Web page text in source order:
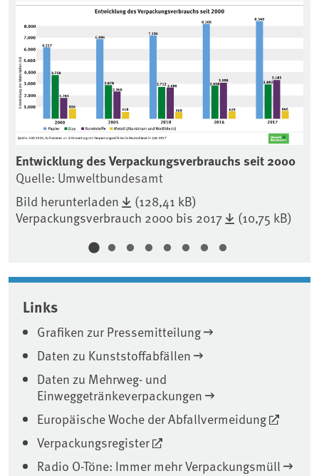
Entwicklung des Verpackungsverbrauchs seit 2000
Quelle: Umweltbundesamt
Bild herunterladen
(128,41 kB)
Verpackungsverbrauch 2000 bis 2017
(10,75 kB)
Links
Grafiken zur Pressemitteilung
Daten zu Kunststoffabfällen
Daten zu Mehrweg- und
Einweggetränkeverpackungen
Europäische Woche der Abfallvermeidung
Verpackungsregister
Radio O-Töne: Immer mehr Verpackungsmüll